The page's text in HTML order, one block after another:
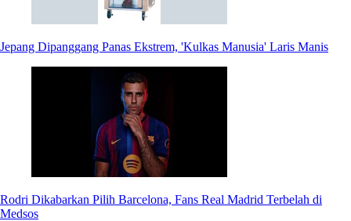
Jepang Dipanggang Panas Ekstrem, 'Kulkas Manusia' Laris Manis
Rodri Dikabarkan Pilih Barcelona, Fans Real Madrid Terbelah di
Medsos